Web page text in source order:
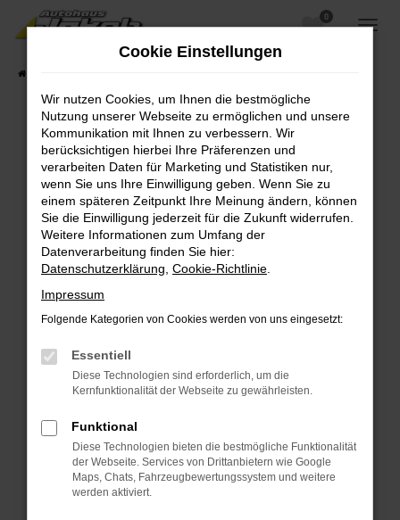
Zum
Hauptinhalt
0
Fehler: Network Error
Beim Laden ist ein Fehler aufgetreten.
Hier sind ein paar Tipps, die dir helfen können:
Überprüfe deine Firewall und deine
Internetverbindung.
Laden andere Webseiten, zum Beispiel deine
Suchmaschine?
Prüfe deine Browsererweiterungen.
Manche Erweiterungen, wie Werbeblocker,
können das Laden bestimmter Seiten
verhindern. Funktioniert die Seite in einem
Fenster?
Starte dein Gerät neu.
Das kann manchmal helfen, vorübergehende
Probleme zu beheben.
Cookie Einstellungen
Wir nutzen Cookies, um Ihnen die bestmögliche
Nutzung unserer Webseite zu ermöglichen und unsere
Kommunikation mit Ihnen zu verbessern. Wir
berücksichtigen hierbei Ihre Präferenzen und
verarbeiten Daten für Marketing und Statistiken nur,
wenn Sie uns Ihre Einwilligung geben. Wenn Sie zu
einem späteren Zeitpunkt Ihre Meinung ändern, können
Sie die Einwilligung jederzeit für die Zukunft widerrufen.
Weitere Informationen zum Umfang der
Datenverarbeitung finden Sie hier:
Datenschutzerklärung Cookie-Richtlinie
Impressum
Folgende Kategorien von Cookies werden von uns eingesetzt:
Essentiell
Diese Technologien sind erforderlich, um die
Kernfunktionalität der Webseite zu gewährleisten.
Funktional
Diese Technologien bieten die bestmögliche Funktionalität
der Webseite. Services von Drittanbietern wie Google
Maps, Chats, Fahrzeugbewertungssystem und weitere
werden aktiviert.